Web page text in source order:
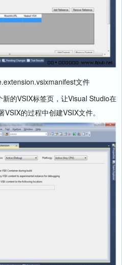
文件
的VSIX标签页，让Visual Studio在
的过程中创建VSIX文件。